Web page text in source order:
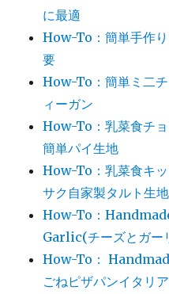
に最適
How-To：簡単手作
要
How-To：簡単ミ二
ィーガン
How-To：乳菜食チ
簡単パイ生地
How-To：乳菜食キ
サク自家製タルト生地
How-To：
Garlic(チーズとガー
How-To：
ごねピザパンイタリ